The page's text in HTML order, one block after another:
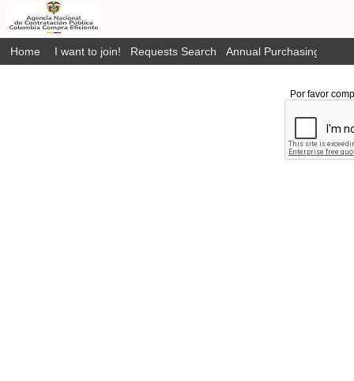
Home I want to join! Requests Search Annual Purchasing Plan
Por favor